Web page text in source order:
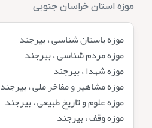
موزه استان خراسان جنوبی
موزه باستان شناسى ، بيرجند
موزه مردم شناسى ، بيرجند
موزه شهدا ، بيرجند
موزه مشاهير و مفاخر ملى ، بيرجند
موزه علوم و تاريخ طبيعى ، بيرجند
موزه وقف ، بيرجند